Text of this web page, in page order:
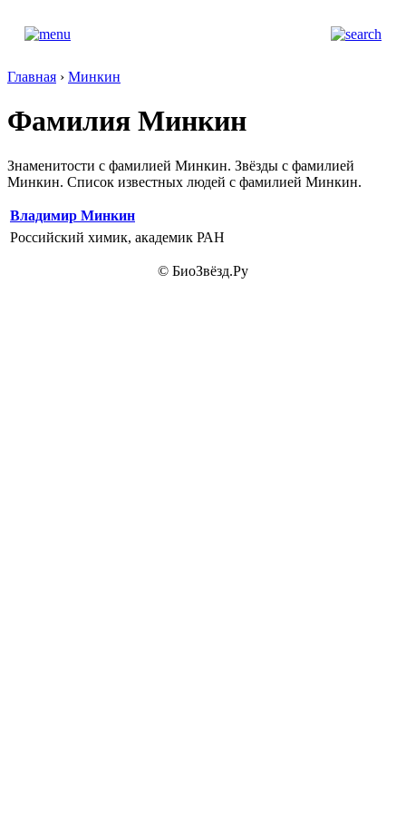
Главная › Минкин
Фамилия Минкин
Знаменитости с фамилией Минкин. Звёзды с фамилией
Минкин. Список известных людей с фамилией Минкин.
Владимир Минкин
Российский химик, академик РАН
© БиоЗвёзд.Ру